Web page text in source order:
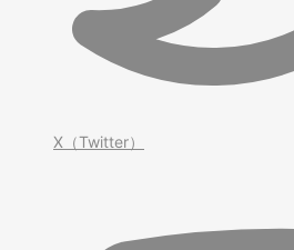
X（Twitter）